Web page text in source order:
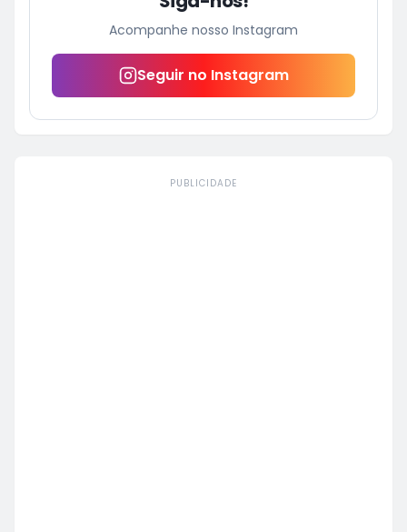
Acompanhe nosso Instagram
Seguir no Instagram
PUBLICIDADE